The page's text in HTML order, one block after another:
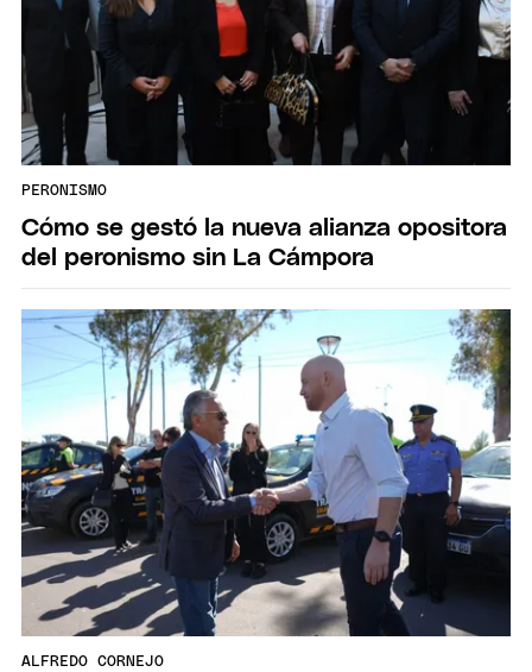
PERONISMO
Cómo se gestó la nueva alianza opositora
del peronismo sin La Cámpora
ALFREDO CORNEJO